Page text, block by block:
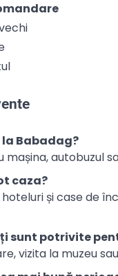
Babadag?
mașina, autobuzul
caza?
hoteluri și case de
sunt potrivite
vizita la muzeu